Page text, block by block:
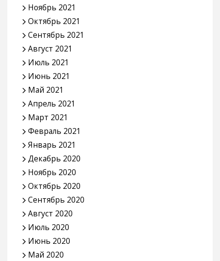
Ноябрь 2021
Октябрь 2021
Сентябрь 2021
Август 2021
Июль 2021
Июнь 2021
Май 2021
Апрель 2021
Март 2021
Февраль 2021
Январь 2021
Декабрь 2020
Ноябрь 2020
Октябрь 2020
Сентябрь 2020
Август 2020
Июль 2020
Июнь 2020
Май 2020